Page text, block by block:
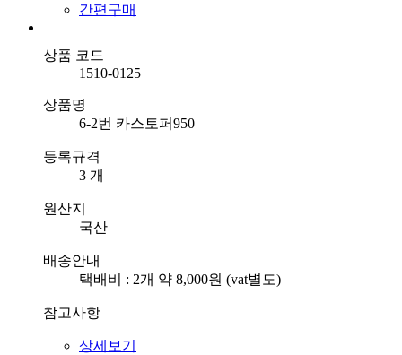
간편구매
상품 코드
1510-0125
상품명
6-2번 카스토퍼950
등록규격
3 개
원산지
국산
배송안내
택배비 : 2개 약 8,000원 (vat별도)
참고사항
상세보기